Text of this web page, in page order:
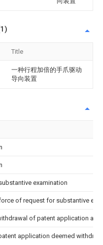
Title
一种行程加倍的手爪驱动
导向装置
examination
of request for substantive
of patent application
application deemed